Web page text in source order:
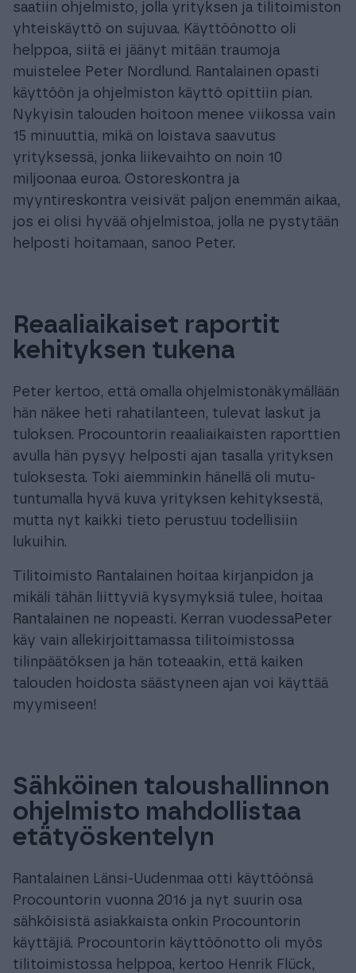
saatiin ohjelmisto, jolla yrityksen ja tilitoimiston
yhteiskäyttö on sujuvaa. Käyttöönotto oli
helppoa, siitä ei jäänyt mitään traumoja
muistelee Peter Nordlund. Rantalainen opasti
käyttöön ja ohjelmiston käyttö opittiin pian.
Nykyisin talouden hoitoon menee viikossa vain
15 minuuttia, mikä on loistava saavutus
yrityksessä, jonka liikevaihto on noin 10
miljoonaa euroa. Ostoreskontra ja
myyntireskontra veisivät paljon enemmän aikaa,
jos ei olisi hyvää ohjelmistoa, jolla ne pystytään
helposti hoitamaan, sanoo Peter.
Reaaliaikaiset raportit
kehityksen tukena
Peter kertoo, että omalla ohjelmistonäkymällään
hän näkee heti rahatilanteen, tulevat laskut ja
tuloksen. Procountorin reaaliaikaisten raporttien
avulla hän pysyy helposti ajan tasalla yrityksen
tuloksesta. Toki aiemminkin hänellä oli mutu-
tuntumalla hyvä kuva yrityksen kehityksestä,
mutta nyt kaikki tieto perustuu todellisiin
lukuihin.
Tilitoimisto Rantalainen hoitaa kirjanpidon ja
mikäli tähän liittyviä kysymyksiä tulee, hoitaa
Rantalainen ne nopeasti. Kerran vuodessaPeter
käy vain allekirjoittamassa tilitoimistossa
tilinpäätöksen ja hän toteaakin, että kaiken
talouden hoidosta säästyneen ajan voi käyttää
myymiseen!
Sähköinen taloushallinnon
ohjelmisto mahdollistaa
etätyöskentelyn
Rantalainen Länsi-Uudenmaa otti käyttöönsä
Procountorin vuonna 2016 ja nyt suurin osa
sähköisistä asiakkaista onkin Procountorin
käyttäjiä. Procountorin käyttöönotto oli myös
tilitoimistossa helppoa, kertoo Henrik Flück,